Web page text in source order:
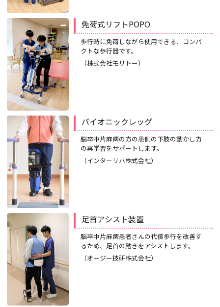
免荷式リフトPOPO
歩行時に免荷しながら使用できる、コンパ
クトな歩行器です。
（株式会社モリトー）
バイオニックレッグ
脳卒中片麻痺の方の患側の下肢の動かし方
の再学習をサポートします。
（インターリハ株式会社）
足首アシスト装置
脳卒中片麻痺患者さんの代償歩行を改善す
るため、足首の動きをアシストします。
（オージー技研株式会社）